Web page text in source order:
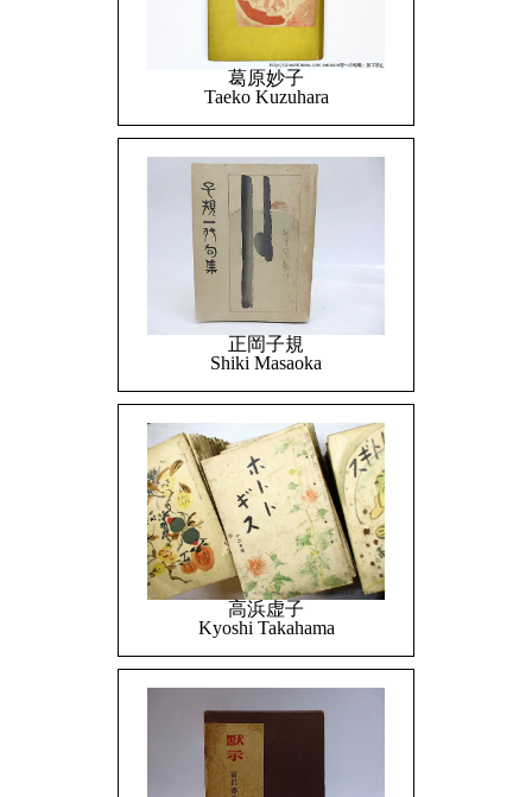
葛原妙子
Taeko Kuzuhara
正岡子規
Shiki Masaoka
高浜虚子
Kyoshi Takahama